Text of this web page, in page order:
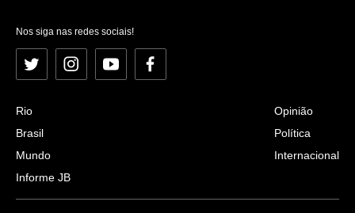
Nos siga nas redes sociais!
Twitter InstagramYouTubeFacebook
Rio
Brasil
Mundo
Informe JB
Opinião
Política
Internacional